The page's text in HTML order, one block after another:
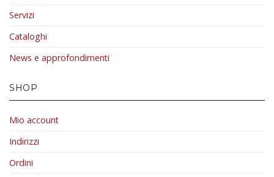
Servizi
Cataloghi
News e approfondimenti
SHOP
Mio account
Indirizzi
Ordini